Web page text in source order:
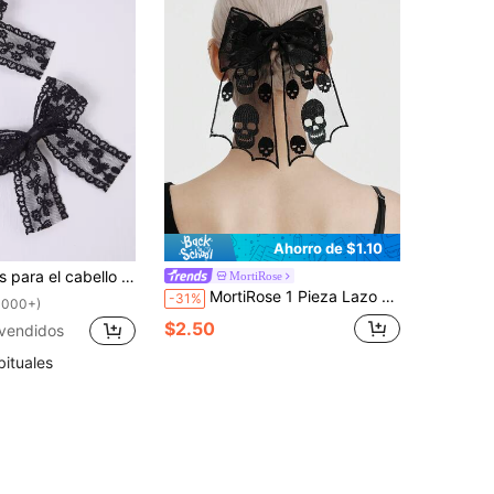
14 pinzas para el cabello con cinta de gasa, dulce y con estilo, versátil para el trabajo y el uso diario
Ahorro de $1.10
MortiRose
-31% MortiRose 1 Pieza Lazo de Encaje Gótico Personalizado con Cinta de Malla Bordada de Calavera Negra para Apariencia Diaria con Horquilla para el Cabello de Mujer
$2.50